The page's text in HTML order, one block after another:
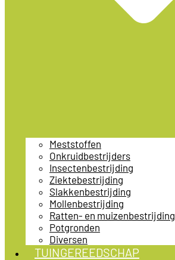
Meststoffen
Onkruidbestrijders
Insectenbestrijding
Ziektebestrijding
Slakkenbestrijding
Mollenbestrijding
Ratten- en muizenbestrijding
Potgronden
Diversen
TUINGEREEDSCHAP